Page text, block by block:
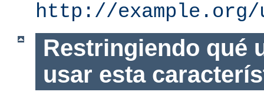
http://example.org/
Restringiendo qué
usar esta